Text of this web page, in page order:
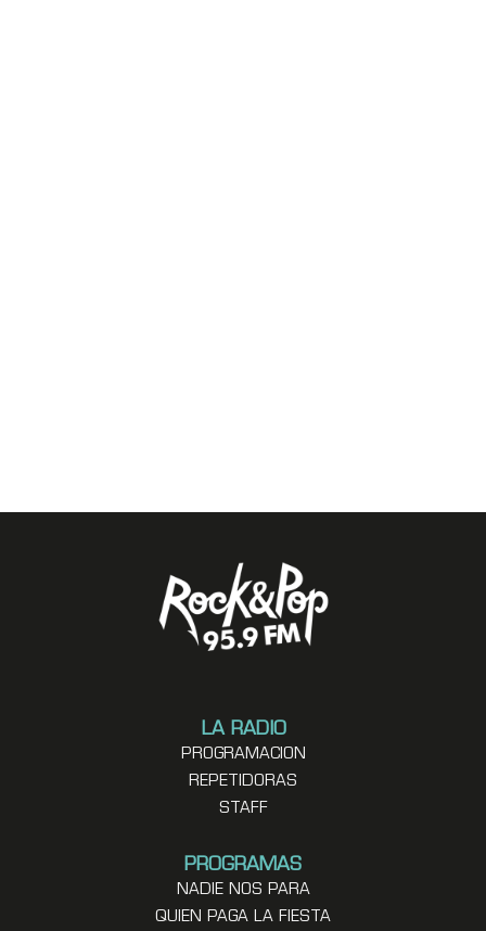
LA RADIO
PROGRAMACION
REPETIDORAS
STAFF
PROGRAMAS
NADIE NOS PARA
QUIEN PAGA LA FIESTA